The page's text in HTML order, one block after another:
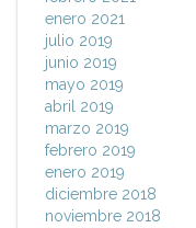
enero 2021
julio 2019
junio 2019
mayo 2019
abril 2019
marzo 2019
febrero 2019
enero 2019
diciembre 2018
noviembre 2018